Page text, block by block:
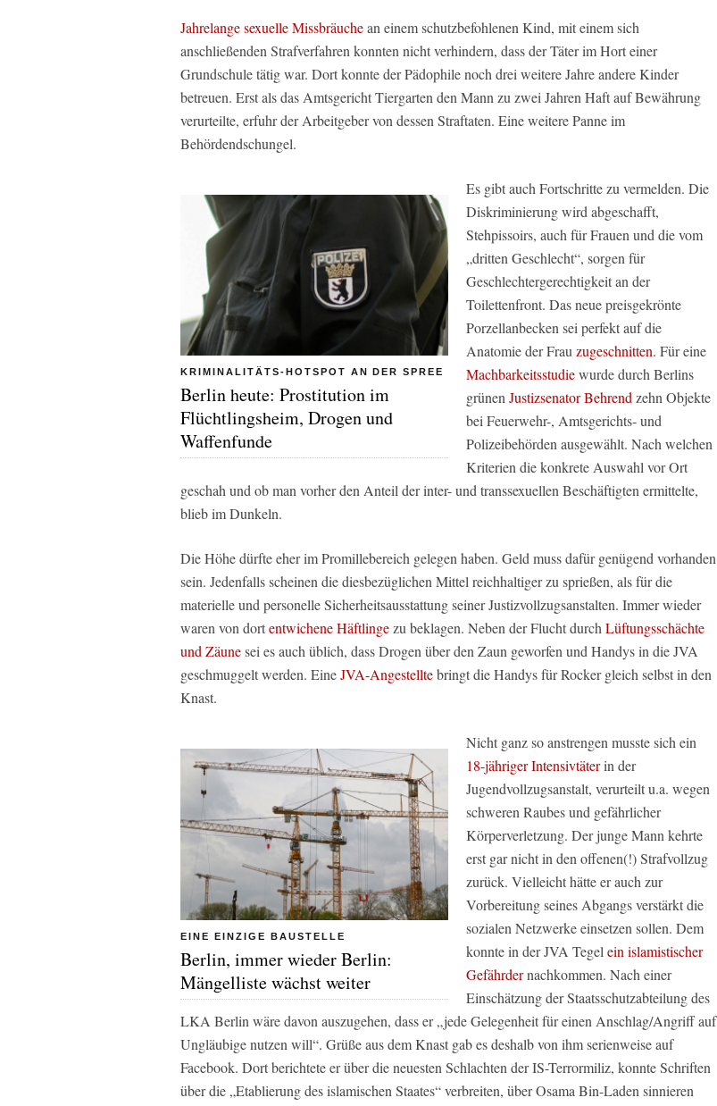
Jahrelange sexuelle Missbräuchean einem schutzbefohlenen Kind, mit einem sich
anschließenden Strafverfahren konnten nicht verhindern, dass der Täter im Hort einer
Grundschule tätig war. Dort konnte der Pädophile noch drei weitere Jahre andere Kinder
betreuen. Erst als das Amtsgericht Tiergarten den Mann zu zwei Jahren Haft auf Bewährung
verurteilte, erfuhr der Arbeitgeber von dessen Straftaten. Eine weitere Panne im
Behördendschungel.
KRIMINALITÄTS-HOTSPOT AN DER SPREE
Berlin heute: Prostitution im
Flüchtlingsheim, Drogen und
Waffenfunde
Es gibt auch Fortschritte zu vermelden. Die
Diskriminierung wird abgeschafft,
Stehpissoirs, auch für Frauen und die vom
„dritten Geschlecht“, sorgen für
Geschlechtergerechtigkeit an der
Toilettenfront. Das neue preisgekrönte
Porzellanbecken sei perfekt auf die
Anatomie der Frau zugeschnitten. Für eine
Machbarkeitsstudiewurde durch Berlins
grünen Justizsenator Behrend zehn Objekte
bei Feuerwehr-, Amtsgerichts- und
Polizeibehörden ausgewählt. Nach welchen
Kriterien die konkrete Auswahl vor Ort
geschah und ob man vorher den Anteil der inter- und transsexuellen Beschäftigten ermittelte,
blieb im Dunkeln.
Die Höhe dürfte eher im Promillebereich gelegen haben. Geld muss dafür genügend vorhanden
sein. Jedenfalls scheinen die diesbezüglichen Mittel reichhaltiger zu sprießen, als für die
materielle und personelle Sicherheitsausstattung seiner Justizvollzugsanstalten. Immer wieder
waren von dortentwichene Häftlingezu beklagen. Neben der Flucht durch Lüftungsschächte
und Zäunesei es auch üblich, dass Drogen über den Zaun geworfen und Handys in die JVA
geschmuggelt werden. EineJVA-Angestelltebringt die Handys für Rocker gleich selbst in den
Knast.
EINE EINZIGE BAUSTELLE
Berlin, immer wieder Berlin:
Mängelliste wächst weiter
Nicht ganz so anstrengen musste sich ein
18-jähriger Intensivtäterin der
Jugendvollzugsanstalt, verurteilt u.a. wegen
schweren Raubes und gefährlicher
Körperverletzung. Der junge Mann kehrte
erst gar nicht in den offenen(!) Strafvollzug
zurück. Vielleicht hätte er auch zur
Vorbereitung seines Abgangs verstärkt die
sozialen Netzwerke einsetzen sollen. Dem
konnte in der JVA Tegel ein islamistischer
Gefährdernachkommen. Nach einer
Einschätzung der Staatsschutzabteilung des
LKA Berlin wäre davon auszugehen, dass er „jede Gelegenheit für einen Anschlag/Angriff auf
Ungläubige nutzen will“. Grüße aus dem Knast gab es deshalb von ihm serienweise auf
Facebook. Dort berichtete er über die neuesten Schlachten der IS-Terrormiliz, konnte Schriften
über die „Etablierung des islamischen Staates“ verbreiten, über Osama Bin-Laden sinnieren